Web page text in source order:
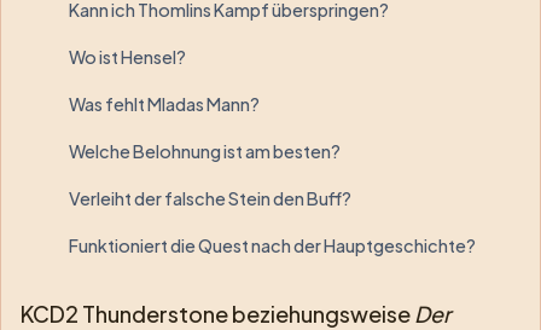
Kann ich Thomlins Kampf überspringen?
Wo ist Hensel?
Was fehlt Mladas Mann?
Welche Belohnung ist am besten?
Verleiht der falsche Stein den Buff?
Funktioniert die Quest nach der Hauptgeschichte?
KCD2 Thunderstone beziehungsweiseDer